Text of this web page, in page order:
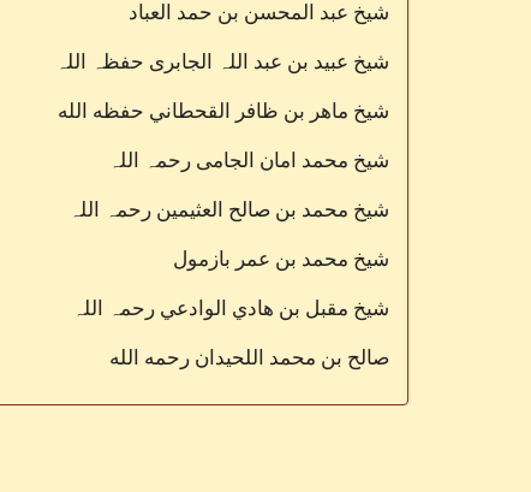
شیخ عبد المحسن بن حمد العباد
شیخ عبید بن عبد اللہ الجابری حفظہ اللہ
شیخ ماھر بن ظافر القحطاني حفظه الله
شیخ محمد امان الجامی رحمہ اللہ
شیخ محمد بن صالح العثیمین رحمہ اللہ
شیخ محمد بن عمر بازمول
شیخ مقبل بن هادي الوادعي رحمہ اللہ
صالح بن محمد اللحيدان رحمه الله